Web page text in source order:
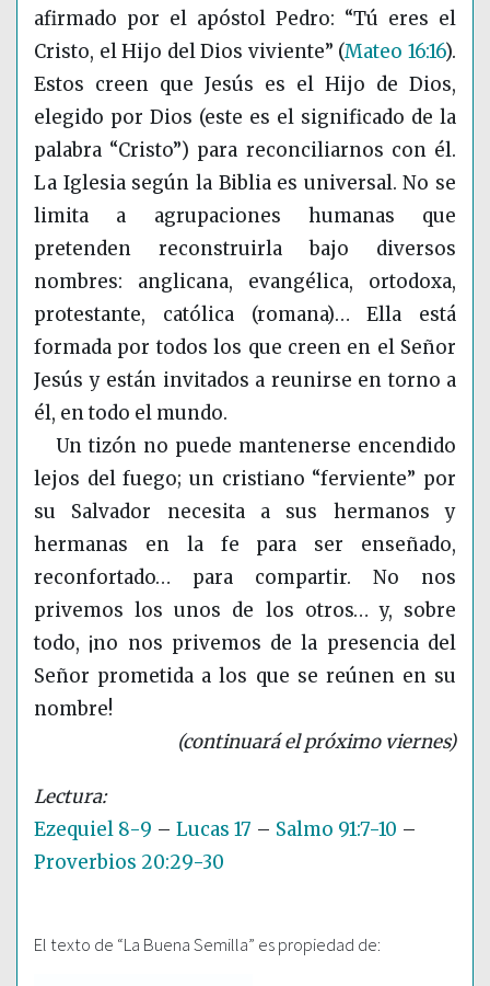
afirmado por el apóstol Pedro: “Tú eres el
Cristo, el Hijo del Dios viviente” (Mateo 16:16).
Estos creen que Jesús es el Hijo de Dios,
elegido por Dios (este es el significado de la
palabra “Cristo”) para reconciliarnos con él.
La Iglesia según la Biblia es universal. No se
limita a agrupaciones humanas que
pretenden reconstruirla bajo diversos
nombres: anglicana, evangélica, ortodoxa,
protestante, católica (romana)… Ella está
formada por todos los que creen en el Señor
Jesús y están invitados a reunirse en torno a
él, en todo el mundo.
Un tizón no puede mantenerse encendido
lejos del fuego; un cristiano “ferviente” por
su Salvador necesita a sus hermanos y
hermanas en la fe para ser enseñado,
reconfortado… para compartir. No nos
privemos los unos de los otros… y, sobre
todo, ¡no nos privemos de la presencia del
Señor prometida a los que se reúnen en su
nombre!
(continuará el próximo viernes)
Ezequiel 8-9 – Lucas 17 – Salmo 91:7-10 –
Proverbios 20:29-30
El texto de “La Buena Semilla” es propiedad de: